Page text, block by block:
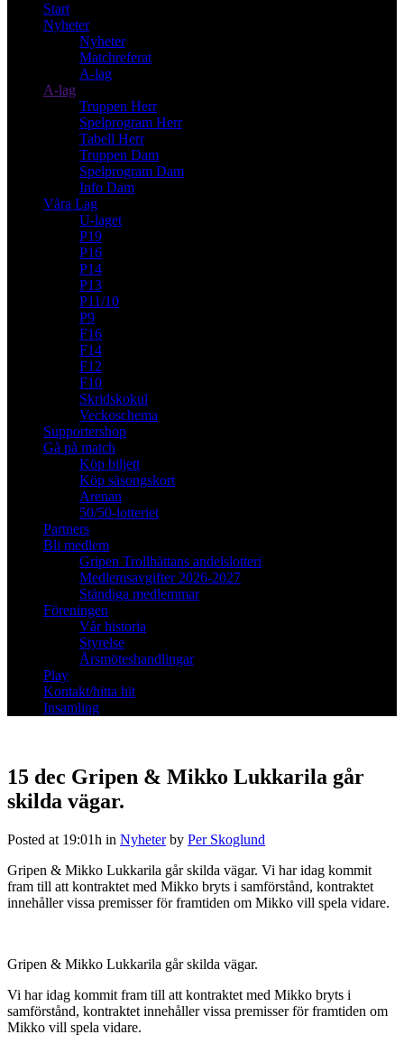
Start
Nyheter
Nyheter
Matchreferat
A-lag
A-lag
Truppen Herr
Spelprogram Herr
Tabell Herr
Truppen Dam
Spelprogram Dam
Info Dam
Våra Lag
U-laget
P19
P16
P14
P13
P11/10
P9
F16
F14
F12
F10
Skridskokul
Veckoschema
Supportershop
Gå på match
Köp biljett
Köp säsongskort
Arenan
50/50-lotteriet
Partners
Bli medlem
Gripen Trollhättans andelslotteri
Medlemsavgifter 2026-2027
Ständiga medlemmar
Föreningen
Vår historia
Styrelse
Årsmöteshandlingar
Play
Kontakt/hitta hit
Insamling
15 dec Gripen & Mikko Lukkarila går
skilda vägar.
Posted at 19:01h in Nyheter by Per Skoglund
Gripen & Mikko Lukkarila går skilda vägar. Vi har idag kommit
fram till att kontraktet med Mikko bryts i samförstånd, kontraktet
innehåller vissa premisser för framtiden om Mikko vill spela vidare.
Gripen & Mikko Lukkarila går skilda vägar.
Vi har idag kommit fram till att kontraktet med Mikko bryts i
samförstånd, kontraktet innehåller vissa premisser för framtiden om
Mikko vill spela vidare.